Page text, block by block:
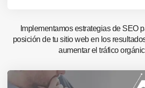
Implementamos estrategias de SEO
posición de tu sitio web en los
aumentar el tráfico